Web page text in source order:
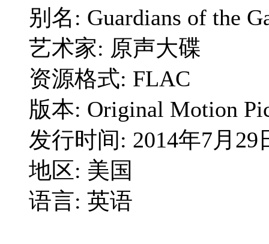
别名: Guardians of the
艺术家: 原声大碟
资源格式: FLAC
版本: Original Motion
发行时间: 2014年7月29
地区: 美国
语言: 英语